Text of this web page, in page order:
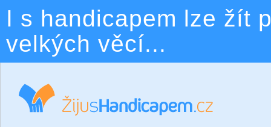
I s handicapem lze žít
velkých věcí...